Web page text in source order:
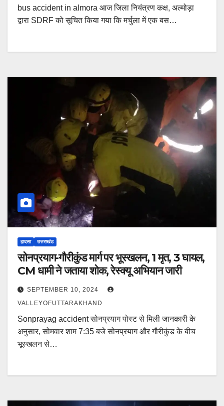
bus accident in almora आज जिला नियंत्रण कक्ष, अल्मोड़ा
द्वारा SDRF को सूचित किया गया कि मर्चुला में एक बस…
हादसा उत्तराखंड
सोनप्रयाग-गौरीकुंड मार्ग पर भूस्खलन, 1 मृत, 3 घायल,
CM धामी ने जताया शोक, रेस्क्यू अभियान जारी
SEPTEMBER 10, 2024
VALLEYOFUTTARAKHAND
Sonprayag accident सोनप्रयाग पोस्ट से मिली जानकारी के
अनुसार, सोमवार शाम 7:35 बजे सोनप्रयाग और गौरीकुंड के बीच
भूस्खलन से…